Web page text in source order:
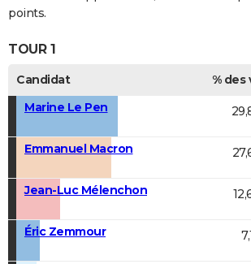
points.
TOUR 1
Candidat % des
Marine Le Pen
Emmanuel Macron
Jean-Luc Mélenchon
Éric Zemmour